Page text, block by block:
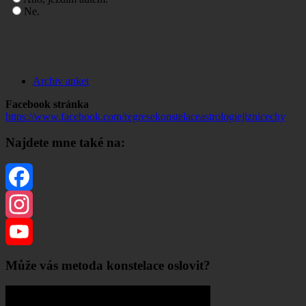
Ne.
Archiv anket
Facebook stránka
https://www.facebook.com/regresekonstelaceastrologiejiznicechy
Najdete mne také na:
Facebook
Instagram
YouTube
Channel
Může vás metoda konstelace oslovit?